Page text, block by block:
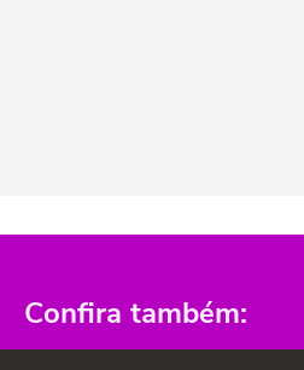
Confira também: